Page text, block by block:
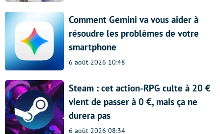
Comment Gemini va vous aider à
résoudre les problèmes de votre
smartphone
6 août 2026 10:48
Steam : cet action-RPG culte à 20 €
vient de passer à 0 €, mais ça ne
durera pas
6 août 2026 08:34